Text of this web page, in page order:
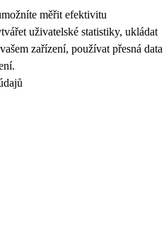
měřit efektivitu
uživatelské statistiky, ukládat
zařízení, používat přesná data